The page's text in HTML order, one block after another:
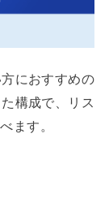
におすすめの
構成で、リス
ます。